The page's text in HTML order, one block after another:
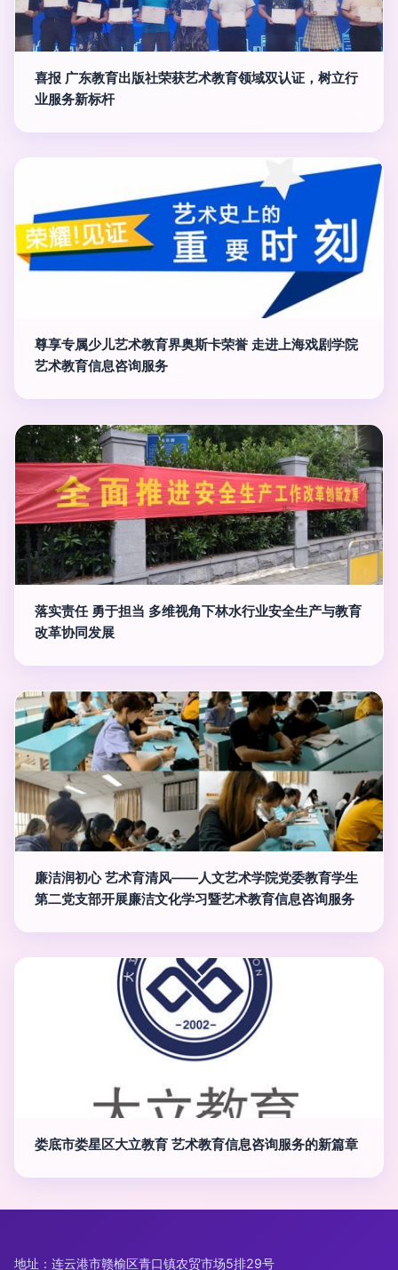
喜报 广东教育出版社荣获艺术教育领域双认证，树立行
业服务新标杆
尊享专属少儿艺术教育界奥斯卡荣誉 走进上海戏剧学院
艺术教育信息咨询服务
落实责任 勇于担当 多维视角下林水行业安全生产与教育
改革协同发展
廉洁润初心 艺术育清风——人文艺术学院党委教育学生
第二党支部开展廉洁文化学习暨艺术教育信息咨询服务
娄底市娄星区大立教育 艺术教育信息咨询服务的新篇章
地址：连云港市赣榆区青口镇农贸市场5排29号